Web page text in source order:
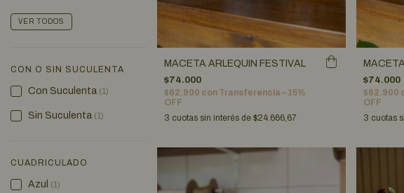
VER TODOS
CON O SIN SUCULENTA
Con Suculenta (1)
Sin Suculenta (1)
CUADRICULADO
Azul (1)
MACETA ARLEQUIN FESTIVAL
$74.000
$62.900 con Transferencia – 15%
OFF
3 cuotas sin interés de $24.666,67
$74.000
$62.900
OFF
3 cuotas